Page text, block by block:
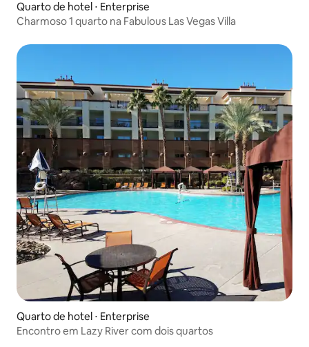
Quarto de hotel ⋅ Enterprise
Charmoso 1 quarto na Fabulous Las Vegas Villa
Quarto de hotel ⋅ Enterprise
Encontro em Lazy River com dois quartos